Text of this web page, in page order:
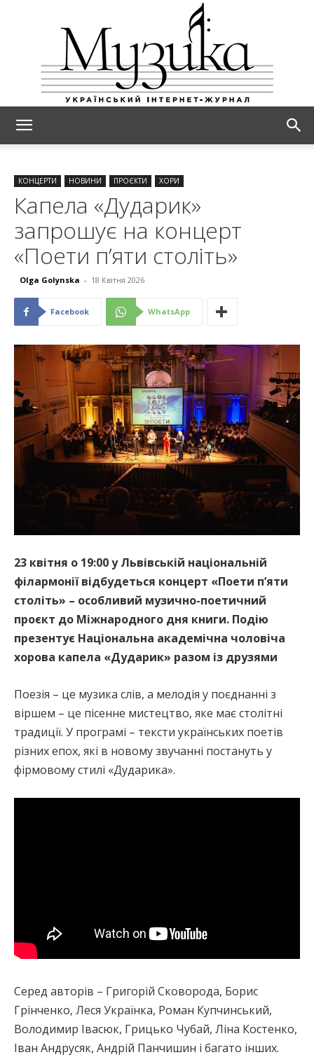
КОНЦЕРТИ НОВИНИ ПРОЄКТИ ХОРИ
Капела «Дударик»
запрошує на концерт
«Поети п’яти століть»
Olga Golynska - 18 Квітня 2026
Facebook WhatsApp
23 квітня о 19:00 у Львівській національній
філармонії відбудеться концерт «Поети п’яти
століть» – особливий музично-поетичний
проєкт до Міжнародного дня книги. Подію
презентує Національна академічна чоловіча
хорова капела «Дударик» разом із друзями
Поезія – це музика слів, а мелодія у поєднанні з
віршем – це пісенне мистецтво, яке має столітні
традиції. У програмі – тексти українських поетів
різних епох, які в новому звучанні постануть у
фірмовому стилі «Дударика».
Серед авторів – Григорій Сковорода, Борис
Грінченко, Леся Українка, Роман Купчинський,
Володимир Івасюк, Грицько Чубай, Ліна Костенко,
Іван Андрусяк, Андрій Панчишин і багато інших.